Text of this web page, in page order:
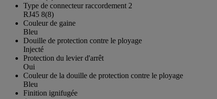
Type de connecteur raccordement 2
RJ45 8(8)
Couleur de gaine
Bleu
Douille de protection contre le ployage
Injecté
Protection du levier d'arrêt
Oui
Couleur de la douille de protection contre le ployage
Bleu
Finition ignifugée